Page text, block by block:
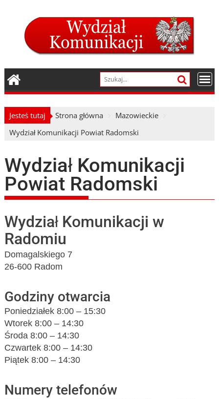
Jesteś tutaj Strona główna
Mazowieckie
Wydział Komunikacji Powiat Radomski
Wydział Komunikacji
Powiat Radomski
Wydział Komunikacji w
Radomiu
Domagalskiego 7
26-600 Radom
Godziny otwarcia
Poniedziałek 8:00 – 15:30
Wtorek 8:00 – 14:30
Środa 8:00 – 14:30
Czwartek 8:00 – 14:30
Piątek 8:00 – 14:30
Numery telefonów